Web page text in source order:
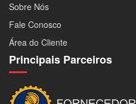
Sobre Nós
Fale Conosco
Área do Cliente
Principais Parceiros